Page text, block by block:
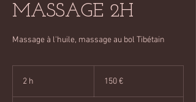
MASSAGE 2H
Massage à l'huile, massage au bol Tibétain
2 h 150 €